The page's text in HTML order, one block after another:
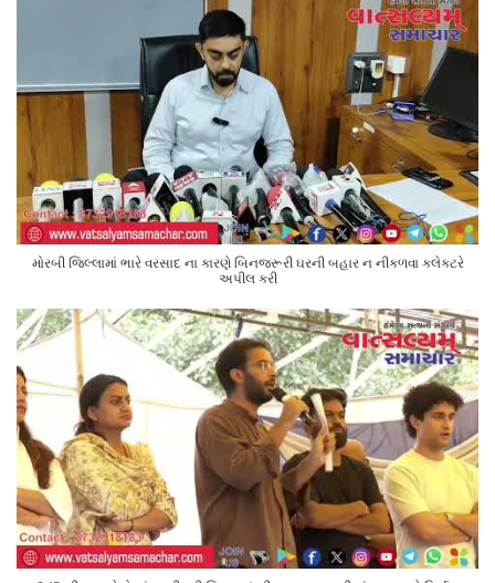
મોરબી જિલ્લામાં ભારે વરસાદ ના કારણે બિનજરૂરી ઘરની બહાર ન નીકળવા કલેક્ટરે
અપીલ કરી